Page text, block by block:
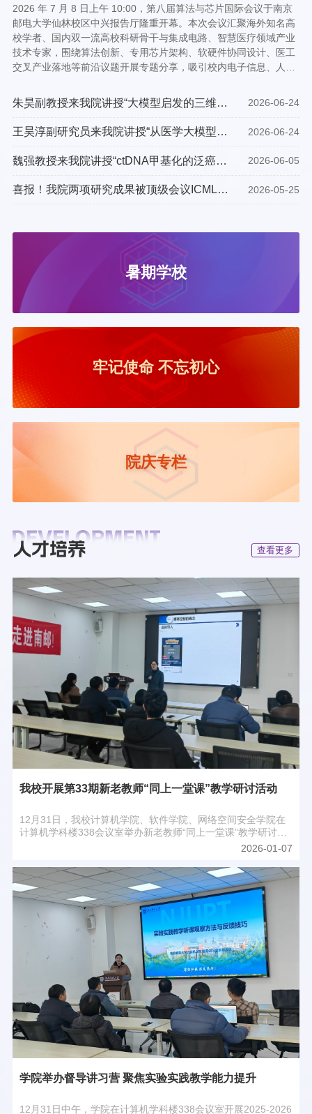
2026 年 7 月 8 日上午 10:00，第八届算法与芯片国际会议于南京
邮电大学仙林校区中兴报告厅隆重开幕。本次会议汇聚海外知名高
校学者、国内双一流高校科研骨干与集成电路、智慧医疗领域产业
技术专家，围绕算法创新、专用芯片架构、软硬件协同设计、医工
交叉产业落地等前沿议题开展专题分享，吸引校内电子信息、人工
一场算法与芯片交叉融合的国际顶尖学术盛会。上篇：前沿碰撞：
海内外专家齐聚分享跨领域创新成果上午10 时，澳大利亚昆士兰大
学麻醉学系主任 André van Zundert 教授率先登台，带来题为《基
于人工大脑个性化生物神经计算优化麻醉术后恢复》的专题报告。
图1：André van Zundert 教授演讲报告立足脑科学、神经计算算
法、临床医学交叉赛道，聚焦围手术期疼痛智能管理、麻醉学多维
度知识图谱构建、智能麻醉机器人软硬件系统研发、中医药针灸辅
助麻醉数字化创新四大核心方向，完整展示团队最新科研成果。他
朱昊副教授来我院讲授“大模型启发的三维数
字人生成与驱动”学术报告
2026-06-24
王昊淳副研究员来我院讲授“从医学大模型到
健康智能体：知识增强、多智能体协同与疾
控推演”学术报告
2026-06-24
魏强教授来我院讲授“ctDNA甲基化的泛癌种
早筛的研究和CRC肿瘤异质性解析”学术报告
2026-06-05
喜报！我院两项研究成果被顶级会议ICML
2026录用
2026-05-25
暑期学校
牢记使命 不忘初心
院庆专栏
查看更多
我校开展第33期新老教师“同上一堂课”教学研讨活动
12月31日，我校计算机学院、软件学院、网络空间安全学院在
计算机学科楼338会议室举办新老教师“同上一堂课”教学研讨活
动。本次活动聚焦《网络技术与应用》课程，邀请资深教师胡素
持。学院教学督导、各系和中心负责人、青年教师代表参加。
2026-01-07
学院举办督导讲习营 聚焦实验实践教学能力提升
12月31日中午，学院在计算机学科楼338会议室开展2025-2026